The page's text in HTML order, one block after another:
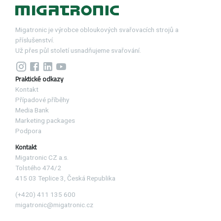
Migatronic je výrobce obloukových svařovacích strojů a
příslušenství.
Už přes půl století usnadňujeme svařování.
Praktické odkazy
Kontakt
Případové příběhy
Media Bank
Marketing packages
Podpora
Kontakt
Migatronic CZ a.s.
Tolstého 474/2
415 03 Teplice 3, Česká Republika
(+420) 411 135 600
migatronic@migatronic.cz